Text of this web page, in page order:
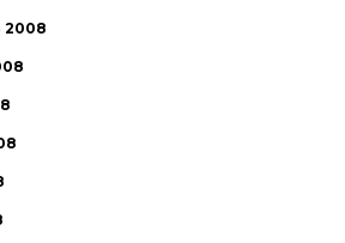
2008